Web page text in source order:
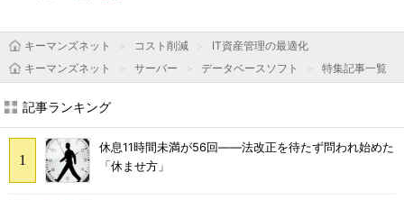
キーマンズネット コスト削減
IT資産管理の最適化
キーマンズネット
サーバー データベースソフト 特集記事一覧
記事ランキング
休息11時間未満が56回――法改正を待たず問われ始めた
「休ませ方」